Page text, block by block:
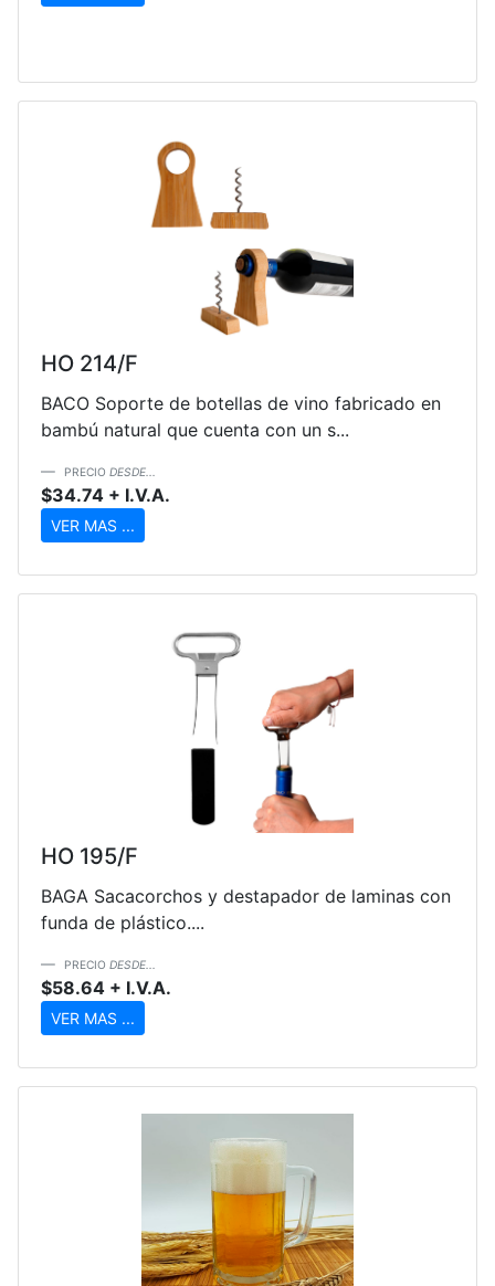
HO 214/F
BACO Soporte de botellas de vino fabricado en
bambú natural que cuenta con un s...
PRECIO DESDE...
$34.74 + I.V.A.
VER MAS ...
HO 195/F
BAGA Sacacorchos y destapador de laminas con
funda de plástico....
PRECIO DESDE...
$58.64 + I.V.A.
VER MAS ...